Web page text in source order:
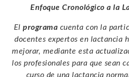
Enfoque Cronológico a la
El programa cuenta con la
docentes expertos en lactancia
mejorar, mediante esta
los profesionales para que sean
curso de una lactancia